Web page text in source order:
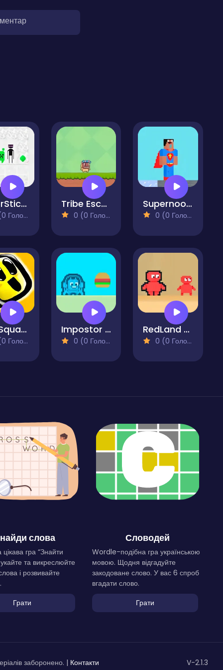
EnderStick Skymap Tribe Escape
0 (0 Голосів)
Supernoob Prison Easter
0 (0 Голосів)
The Squared Impostor Crab
0 (0 Голосів)
RedLand Water is life
0 (0 Голосів)
слова
гра “Знайти
та викреслюйте
і розвивайте
Грати
Словодей
Wordle-подібна гра українською
мовою. Щодня відгадуйте
закодоване слово. У вас 6 спроб
вгадати слово.
Грати
заборонено. | Контакти V-2.1.3